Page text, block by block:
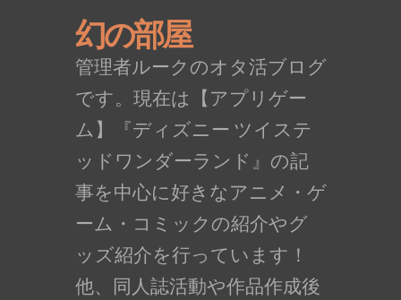
幻の部屋
管理者ルークのオタ活ブログ
です。現在は【アプリゲー
ム】『ディズニー ツイステ
ッドワンダーランド』の記
事を中心に好きなアニメ・ゲ
ーム・コミックの紹介やグ
ッズ紹介を行っています！
他、同人誌活動や作品作成後